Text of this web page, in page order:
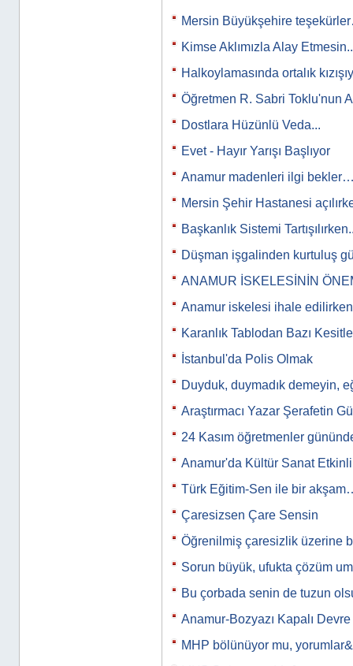
Mersin Büyükşehire
Kimse Aklımızla Alay
Halkoylamasında ortalık
Öğretmen R. Sabri Toklu'nun
Dostlara Hüzünlü Veda...
Evet - Hayır Yarışı Başlıyor
Anamur madenleri ilgi
Mersin Şehir Hastanesi
Başkanlık Sistemi
Düşman işgalinden kurtuluş
ANAMUR İSKELESİNİN
Anamur iskelesi ihale
Karanlık Tablodan Bazı
İstanbul'da Polis Olmak
Duyduk, duymadık demeyin,
Araştırmacı Yazar Şerafetin
24 Kasım öğretmenler
Anamur'da Kültür Sanat
Türk Eğitim-Sen ile bir
Çaresizsen Çare Sensin
Öğrenilmiş çaresizlik üzerine
Sorun büyük, ufukta çözüm
Bu çorbada senin de tuzun
Anamur-Bozyazı Kapalı
MHP bölünüyor mu,